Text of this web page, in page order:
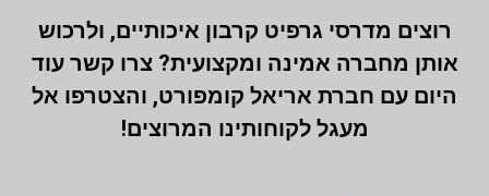
רוצים מדרסי גרפיט קרבון איכותיים, ולרכוש
אותן מחברה אמינה ומקצועית? צרו קשר עוד
היום עם חברת אריאל קומפורט, והצטרפו אל
מעגל לקוחותינו המרוצים!